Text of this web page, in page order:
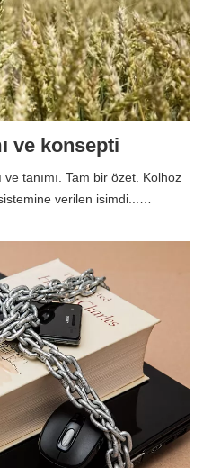
ve konsepti
tanımı. Tam bir özet. Kolhoz
verilen isimdi...…